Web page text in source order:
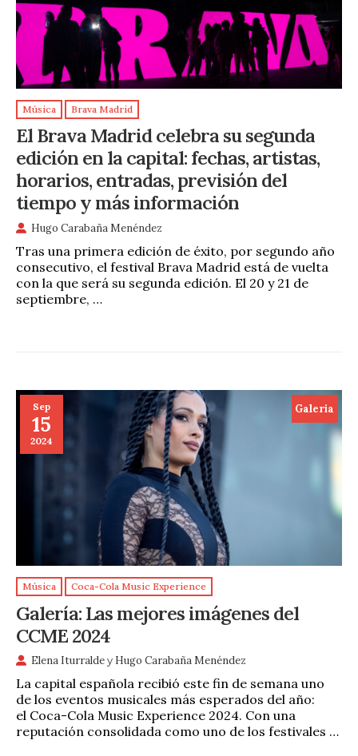
Música Brava Madrid
El Brava Madrid celebra su segunda
edición en la capital: fechas, artistas,
horarios, entradas, previsión del
tiempo y más información
Hugo Carabaña Menéndez
Tras una primera edición de éxito, por segundo año
consecutivo, el festival Brava Madrid está de vuelta
con la que será su segunda edición. El 20 y 21 de
septiembre, …
Sep
15
2024
Galeria
Música Coca-Cola Music Experience
Galería: Las mejores imágenes del
CCME 2024
Elena Iturraldey Hugo Carabaña Menéndez
La capital española recibió este fin de semana uno
de los eventos musicales más esperados del año:
el Coca-Cola Music Experience 2024. Con una
reputación consolidada como uno de los festivales …